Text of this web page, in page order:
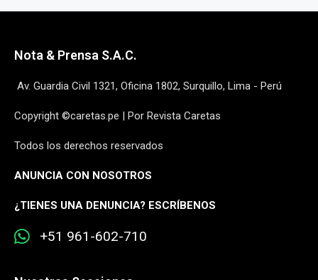
Nota & Prensa S.A.C.
Av. Guardia Civil 1321, Oficina 1802, Surquillo, Lima - Perú
Copyright ©caretas.pe | Por Revista Caretas
Todos los derechos reservados
ANUNCIA CON NOSOTROS
¿TIENES UNA DENUNCIA? ESCRÍBENOS
+51 961-602-710